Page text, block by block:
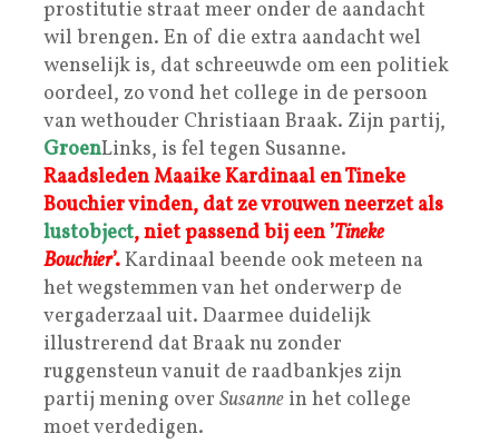
prostitutie straat meer onder de aandacht
wil brengen. En of die extra aandacht wel
wenselijk is, dat schreeuwde om een politiek
oordeel, zo vond het college in de persoon
van wethouder Christiaan Braak. Zijn partij,
GroenLinks, is fel tegen Susanne.
Raadsleden Maaike Kardinaal en Tineke
Bouchier vinden, dat ze vrouwen neerzet als
lustobject, niet passend bij een ’Tineke
Bouchier’.Kardinaal beende ook meteen na
het wegstemmen van het onderwerp de
vergaderzaal uit. Daarmee duidelijk
illustrerend dat Braak nu zonder
ruggensteun vanuit de raadbankjes zijn
partij mening over Susanne in het college
moet verdedigen.